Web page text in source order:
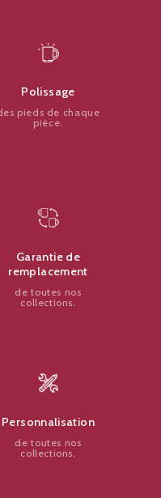
Polissage
pieds de chaque
pièce.
Garantie de
remplacement
de toutes nos
collections.
Personnalisation
de toutes nos
collections.